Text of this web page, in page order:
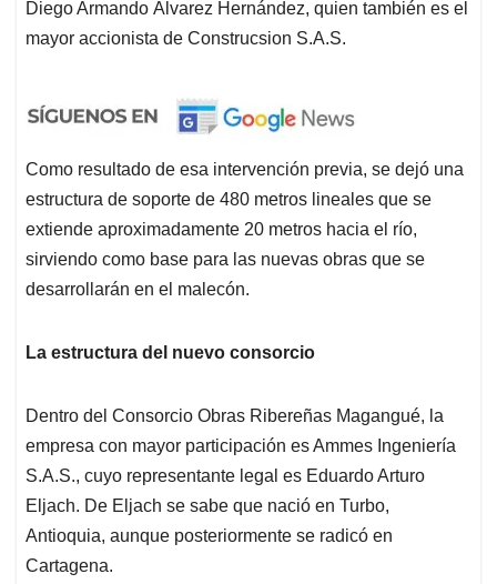
Diego Armando Álvarez Hernández, quien también es el
mayor accionista de Construcsion S.A.S.
Como resultado de esa intervención previa, se dejó una
estructura de soporte de 480 metros lineales que se
extiende aproximadamente 20 metros hacia el río,
sirviendo como base para las nuevas obras que se
desarrollarán en el malecón.
La estructura del nuevo consorcio
Dentro del Consorcio Obras Ribereñas Magangué, la
empresa con mayor participación es Ammes Ingeniería
S.A.S., cuyo representante legal es Eduardo Arturo
Eljach. De Eljach se sabe que nació en Turbo,
Antioquia, aunque posteriormente se radicó en
Cartagena.